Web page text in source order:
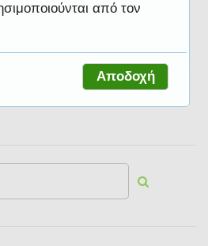
Διατροφή
από τον
Αποδοχή